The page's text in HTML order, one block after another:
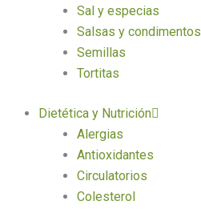
Sal y especias
Salsas y condimentos
Semillas
Tortitas
Dietética y Nutrición
Alergias
Antioxidantes
Circulatorios
Colesterol